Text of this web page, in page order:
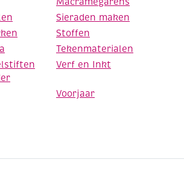
Sieraden maken
Stoffen
Tekenmaterialen
Verf en Inkt
Voorjaar